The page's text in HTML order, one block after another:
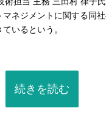
ネジメントに関する同
いるという。
続きを読む